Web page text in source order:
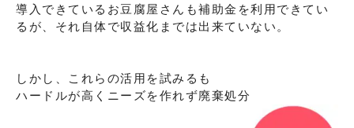
導入できているお豆腐屋さんも補助金を利用できてい
るが、それ自体で収益化までは出来ていない。
しかし、これらの活用を試みるも